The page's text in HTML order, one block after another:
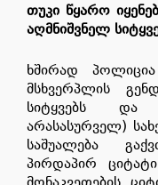
თუკი წყარო
აღმნიშვნელ
ხშირად პოლიცია
მსხვერპლის
სიტყვებს და
არასასურველ)
საშუალება
პირდაპირ